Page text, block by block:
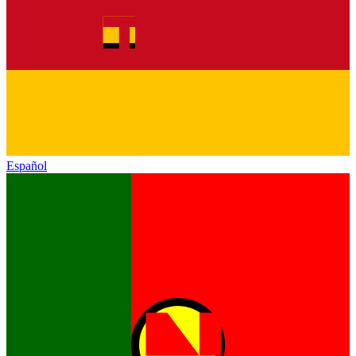
Español